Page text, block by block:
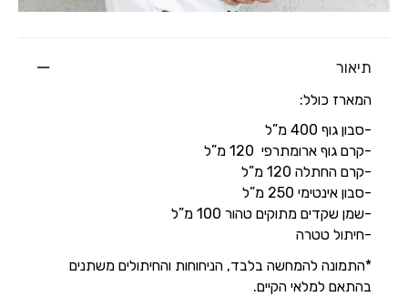
תיאור
המארז כולל:
-סבון גוף 400 מ”ל
-קרם גוף ארומתרפי 120 מ”ל
-קרם החתלה 120 מ”ל
-סבון אינטימי 250 מ”ל
-שמן שקדים מתוקים טהור 100 מ”ל
-חיתול טטרה
*התמונה להמחשה בלבד, הניחוחות והחיתולים משתנים
בהתאם למלאי הקיים.